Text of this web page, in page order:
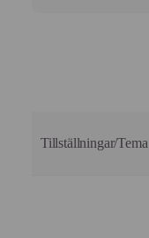
Tillställningar/Tema